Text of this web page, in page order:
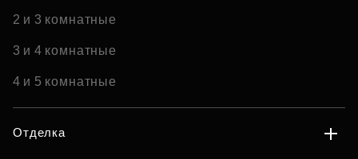
2 и 3 комнатные
3 и 4 комнатные
4 и 5 комнатные
Отделка